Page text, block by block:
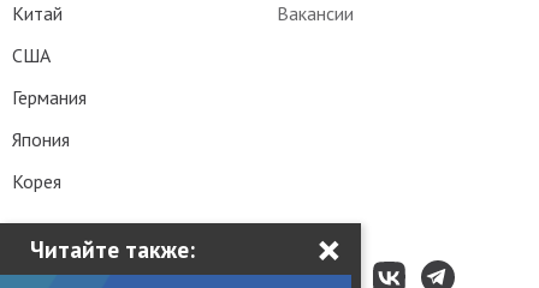
Читайте также: ×
Вакансии
Китай
США
Германия
Япония
Корея